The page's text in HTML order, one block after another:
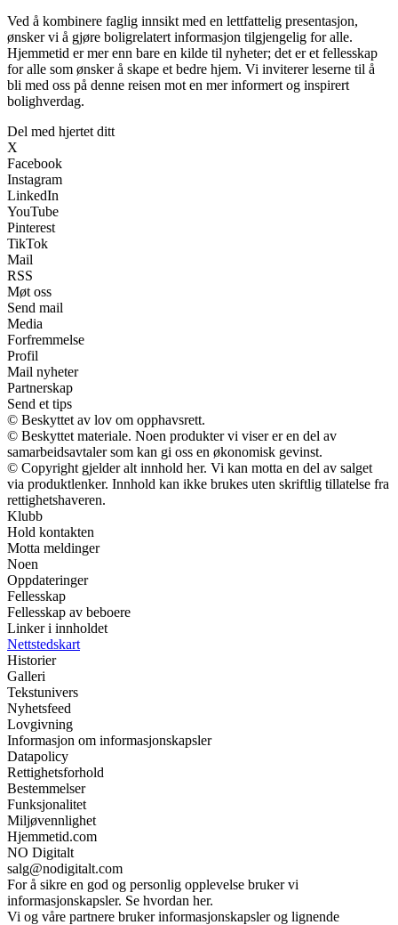
Ved å kombinere faglig innsikt med en lettfattelig presentasjon,
ønsker vi å gjøre boligrelatert informasjon tilgjengelig for alle.
Hjemmetid er mer enn bare en kilde til nyheter; det er et fellesskap
for alle som ønsker å skape et bedre hjem. Vi inviterer leserne til å
bli med oss på denne reisen mot en mer informert og inspirert
bolighverdag.
Del med hjertet ditt
X
Facebook
Instagram
LinkedIn
YouTube
Pinterest
TikTok
Mail
RSS
Møt oss
Send mail
Media
Forfremmelse
Profil
Mail nyheter
Partnerskap
Send et tips
© Beskyttet av lov om opphavsrett.
© Beskyttet materiale. Noen produkter vi viser er en del av
samarbeidsavtaler som kan gi oss en økonomisk gevinst.
© Copyright gjelder alt innhold her. Vi kan motta en del av salget
via produktlenker. Innhold kan ikke brukes uten skriftlig tillatelse fra
rettighetshaveren.
Klubb
Hold kontakten
Motta meldinger
Noen
Oppdateringer
Fellesskap
Fellesskap av beboere
Linker i innholdet
Nettstedskart
Historier
Galleri
Tekstunivers
Nyhetsfeed
Lovgivning
Informasjon om informasjonskapsler
Datapolicy
Rettighetsforhold
Bestemmelser
Funksjonalitet
Miljøvennlighet
Hjemmetid.com
NO Digitalt
salg@nodigitalt.com
For å sikre en god og personlig opplevelse bruker vi
informasjonskapsler. Se hvordan her.
Vi og våre partnere bruker informasjonskapsler og lignende